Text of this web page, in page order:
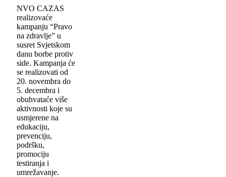
NVO CAZAS
realizovaće
kampanju “Pravo
na zdravlje” u
susret Svjetskom
danu borbe protiv
side. Kampanja će
se realizovati od
20. novembra do
5. decembra i
obuhvataće više
aktivnosti koje su
usmjerene na
edukaciju,
prevenciju,
podršku,
promociju
testiranja i
umrežavanje.